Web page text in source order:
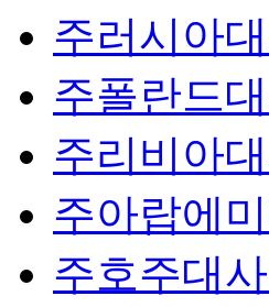
주러시아
주폴란드
주리비아
주아랍에
주호주대